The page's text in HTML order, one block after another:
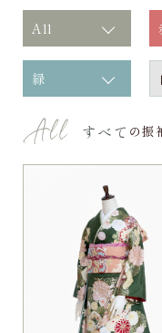
All
緑
すべて の振